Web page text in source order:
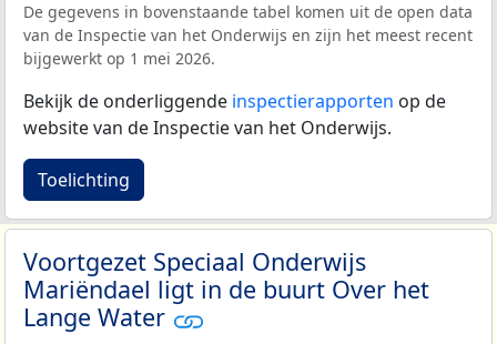
De gegevens in bovenstaande tabel komen uit de open data
van de Inspectie van het Onderwijs en zijn het meest recent
bijgewerkt op 1 mei 2026.
Bekijk de onderliggende inspectierapporten op de
website van de Inspectie van het Onderwijs.
Toelichting
Voortgezet Speciaal Onderwijs
Mariëndael ligt in de buurt Over het
Lange Water